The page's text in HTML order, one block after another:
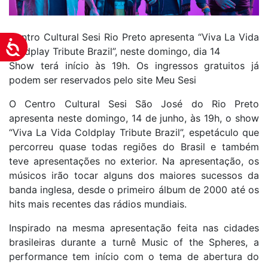
Acessibilidade
Centro Cultural Sesi Rio Preto apresenta “Viva La Vida
Coldplay Tribute Brazil”, neste domingo, dia 14
Show terá início às 19h. Os ingressos gratuitos já
podem ser reservados pelo site Meu Sesi
O Centro Cultural Sesi São José do Rio Preto
apresenta neste domingo, 14 de junho, às 19h, o show
“Viva La Vida Coldplay Tribute Brazil”, espetáculo que
percorreu quase todas regiões do Brasil e também
teve apresentações no exterior. Na apresentação, os
músicos irão tocar alguns dos maiores sucessos da
banda inglesa, desde o primeiro álbum de 2000 até os
hits mais recentes das rádios mundiais.
Inspirado na mesma apresentação feita nas cidades
brasileiras durante a turnê Music of the Spheres, a
performance tem início com o tema de abertura do